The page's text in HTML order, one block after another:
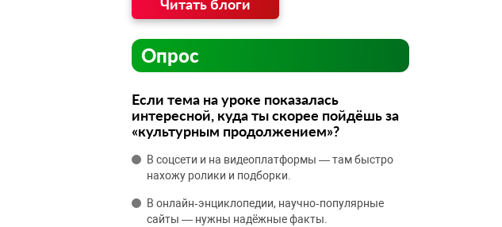
Читать блоги
Опрос
Если тема на уроке показалась
интересной, куда ты скорее пойдёшь за
«культурным продолжением»?
В соцсети и на видеоплатформы — там быстро
нахожу ролики и подборки.
В онлайн‑энциклопедии, научно‑популярные
сайты — нужны надёжные факты.